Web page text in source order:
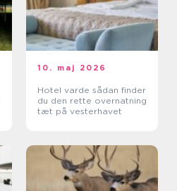
10. maj 2026
Hotel varde sådan finder
du den rette overnatning
tæt på vesterhavet